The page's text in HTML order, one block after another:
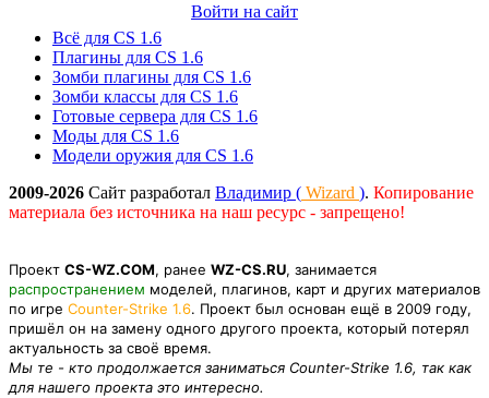
Войти на сайт
Всё для CS 1.6
Плагины для CS 1.6
Зомби плагины для CS 1.6
Зомби классы для CS 1.6
Готовые сервера для CS 1.6
Моды для CS 1.6
Модели оружия для CS 1.6
2009-2026 Сайт разработал Владимир ( Wizard ). Копирование
материала без источника на наш ресурс - запрещено!
Проект CS-WZ.COM, ранее WZ-CS.RU, занимается
распространением моделей, плагинов, карт и других материалов
по игре Counter-Strike 1.6. Проект был основан ещё в 2009 году,
пришёл он на замену одного другого проекта, который потерял
актуальность за своё время.
Мы те - кто продолжается заниматься Counter-Strike 1.6, так как
для нашего проекта это интересно.